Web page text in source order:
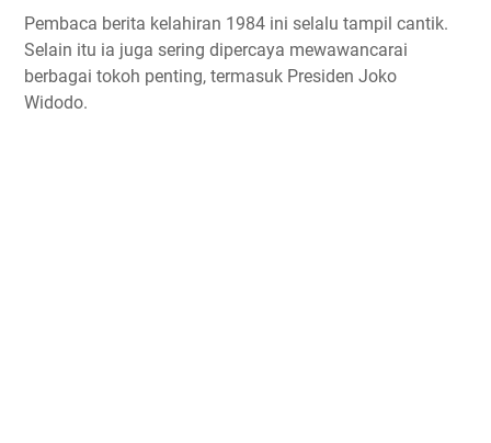
Pembaca berita kelahiran 1984 ini selalu tampil cantik.
Selain itu ia juga sering dipercaya mewawancarai
berbagai tokoh penting, termasuk Presiden Joko
Widodo.